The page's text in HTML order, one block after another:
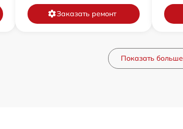
Заказать ремонт
Показать больше